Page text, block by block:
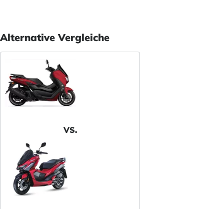
Alternative Vergleiche
VS.